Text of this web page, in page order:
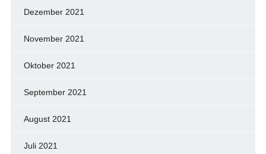
Dezember 2021
November 2021
Oktober 2021
September 2021
August 2021
Juli 2021